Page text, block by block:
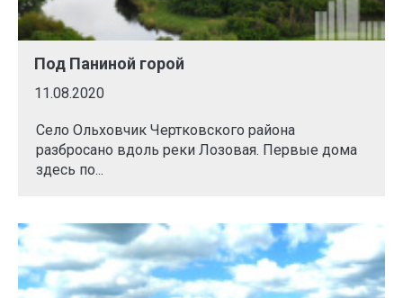
Под Паниной горой
11.08.2020
Село Ольховчик Чертковского района
разбросано вдоль реки Лозовая. Первые дома
здесь по...